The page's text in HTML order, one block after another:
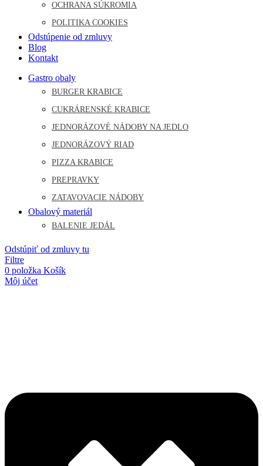
OCHRANA SÚKROMIA
POLITIKA COOKIES
Odstúpenie od zmluvy
Blog
Kontakt
Gastro obaly
BURGER KRABICE
CUKRÁRENSKÉ KRABICE
JEDNORÁZOVÉ NÁDOBY NA JEDLO
JEDNORÁZOVÝ RIAD
PIZZA KRABICE
PREPRAVKY
ZATAVOVACIE NÁDOBY
Obalový materiál
BALENIE JEDÁL
Odstúpiť od zmluvy tu
Filtre
0 položka Košík
Môj účet